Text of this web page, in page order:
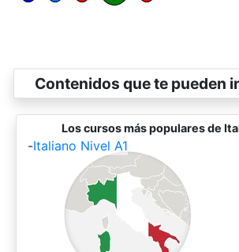
Contenidos que te pueden
Los cursos más populares de
-Italiano Nivel A1